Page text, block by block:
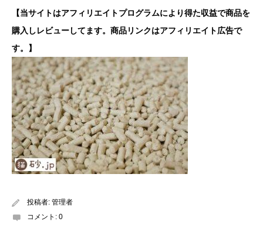
【当サイトはアフィリエイトプログラムにより得た収益で商品を
購入しレビューしてます。商品リンクはアフィリエイト広告で
す。】
投稿者: 管理者
コメント: 0